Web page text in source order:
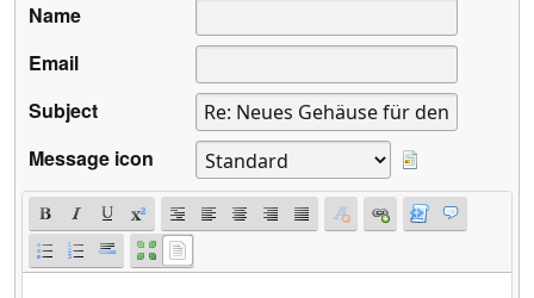
Name
Email
Subject
Message icon